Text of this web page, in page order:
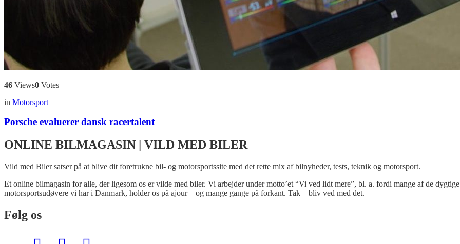
46 Views0 Votes
in Motorsport
Porsche evaluerer dansk racertalent
ONLINE BILMAGASIN | VILD MED BILER
Vild med Biler satser på at blive dit foretrukne bil- og motorsportssite med det rette mix af bilnyheder, tests, teknik og motorsport.
Et online bilmagasin for alle, der ligesom os er vilde med biler. Vi arbejder under motto’et “Vi ved lidt mere”, bl. a. fordi mange af de dygtige
motorsportsudøvere vi har i Danmark, holder os på ajour – og mange gange på forkant. Tak – bliv ved med det.
Følg os